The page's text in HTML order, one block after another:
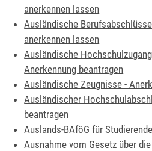
anerkennen lassen
Ausländische
anerkennen lassen
Ausländische
Anerkennung beantragen
Ausländische Zeugnisse -
Ausländischer
beantragen
Auslands-BAföG für
Ausnahme vom Gesetz über